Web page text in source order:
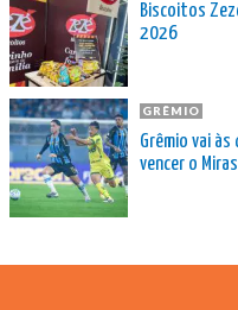
Biscoitos
2026
GRÊMIO
Grêmio vai
vencer o